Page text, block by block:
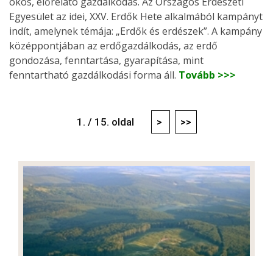
Egyesület az idei, XXV. Erdők Hete alkalmából kampányt
indít, amelynek témája: „Erdők és erdészek”. A kampány
középpontjában az erdőgazdálkodás, az erdő
gondozása, fenntartása, gyarapítása, mint
fenntartható gazdálkodási forma áll. Tovább >>>
1. / 15. oldal > >>